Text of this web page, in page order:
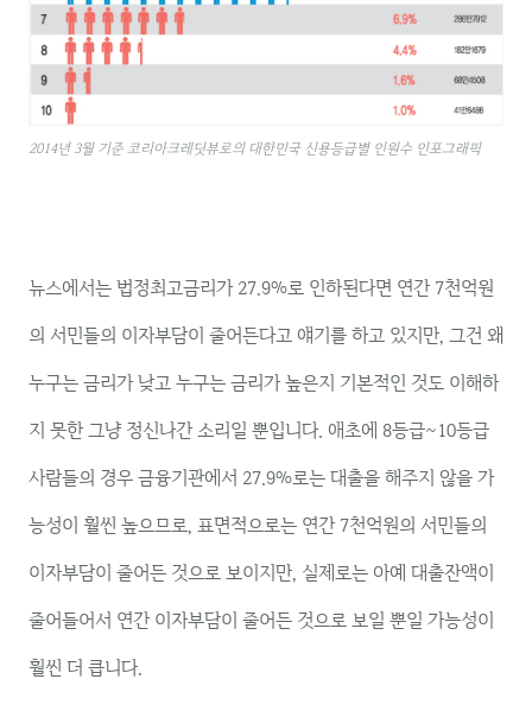
2014년 3월 기준 코리아크레딧뷰로의 대한민국 신용등급별 인원수 인포그래픽
뉴스에서는 법정최고금리가 27.9%로 인하된다면 연간 7천억원
의 서민들의 이자부담이 줄어든다고 얘기를 하고 있지만, 그건 왜
누구는 금리가 낮고 누구는 금리가 높은지 기본적인 것도 이해하
지 못한 그냥 정신나간 소리일 뿐입니다. 애초에 8등급~10등급
사람들의 경우 금융기관에서 27.9%로는 대출을 해주지 않을 가
능성이 훨씬 높으므로, 표면적으로는 연간 7천억원의 서민들의
이자부담이 줄어든 것으로 보이지만, 실제로는 아예 대출잔액이
줄어들어서 연간 이자부담이 줄어든 것으로 보일 뿐일 가능성이
훨씬 더 큽니다.